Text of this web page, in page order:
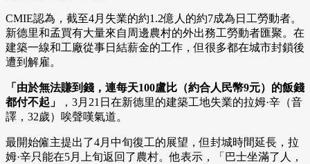
CMIE認為，截至4月失業的約1.2億人的約7成為日工勞動者。
新德里和孟買有大量來自周邊農村的外出務工勞動者匯聚。在
建築一線和工廠從事日結薪金的工作，但很多都在城市封鎖後
遭到解雇。
「由於無法賺到錢，連每天100盧比（約合人民幣9元）的飯錢
都付不起」
，3月21日在新德里的建築工地失業的拉姆·辛（音
譯，32歲）唉聲嘆氣道。
最開始僱主提出了4月中旬復工的展望，但封城時間延長，拉
姆·辛只能在5月上旬返回了農村。他表示，「巴士坐滿了人，